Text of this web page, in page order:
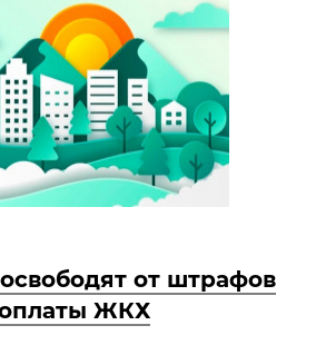
от штрафов
оплаты ЖКХ